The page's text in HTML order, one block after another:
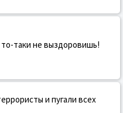
таки не выздоровишь!
и пугали всех